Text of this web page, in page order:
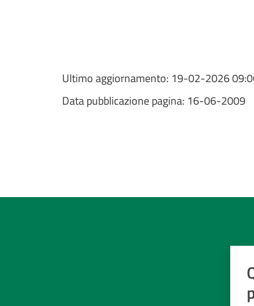
Ultimo aggiornamento: 19-02-2026
Data pubblicazione pagina: 16-06-2009